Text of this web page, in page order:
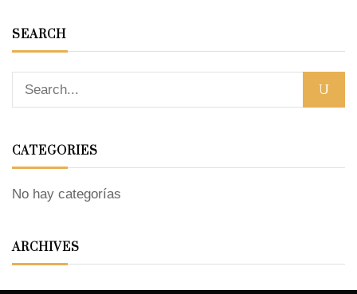
SEARCH
CATEGORIES
No hay categorías
ARCHIVES